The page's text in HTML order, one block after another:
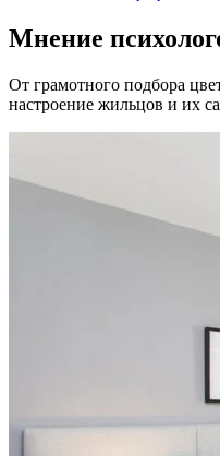
Мнение
От грамотного подбора
настроение жильцов и их